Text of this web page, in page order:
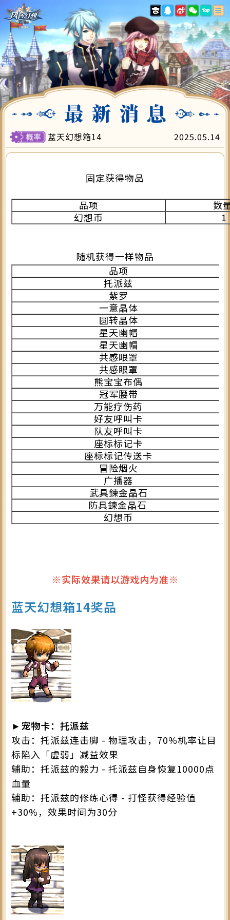
最新消息
游戏指南
账号注册
下载专区
游戏充值
会员中心
蓝天幻想箱14 2025.05.14
固定获得物品
品项
数
幻想币
1
随机获得一样物品
品项
托派兹
紫罗
一意晶体
圆转晶体
星天幽帽
星天幽帽
共感眼罩
共感眼罩
熊宝宝布偶
冠军腰带
万能疗伤药
好友呼叫卡
队友呼叫卡
座标标记卡
座标标记传送卡
冒险烟火
广播器
武具鍊金晶石
防具鍊金晶石
幻想币
※实际效果请以游戏内为准※
蓝天幻想箱14奖品
►宠物卡：托派兹
攻击：托派兹连击脚 - 物理攻击，70%机率让目
标陷入「虚弱」减益效果
辅助：托派兹的毅力 - 托派兹自身恢复10000点
血量
辅助：托派兹的修练心得 - 打怪获得经验值
+30%，效果时间为30分